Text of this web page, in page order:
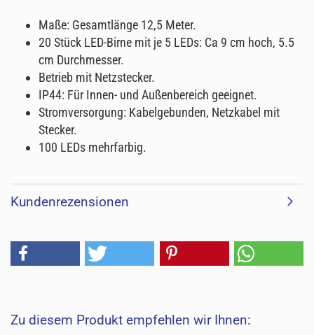
Maße: Gesamtlänge 12,5 Meter.
20 Stück LED-Birne mit je 5 LEDs: Ca 9 cm hoch, 5.5
cm Durchmesser.
Betrieb mit Netzstecker.
IP44: Für Innen- und Außenbereich geeignet.
Stromversorgung: Kabelgebunden, Netzkabel mit
Stecker.
100 LEDs mehrfarbig.
Kundenrezensionen
Zu diesem Produkt empfehlen wir Ihnen: